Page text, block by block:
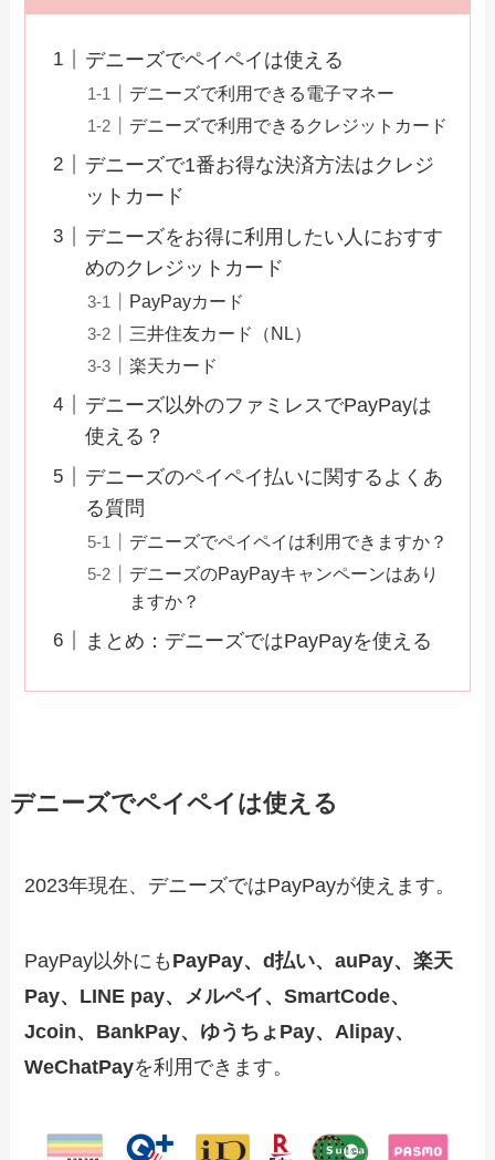
デニーズでペイペイは使える
デニーズで利用できる電子マネー
デニーズで利用できるクレジットカード
デニーズで1番お得な決済方法はクレジ
ットカード
デニーズをお得に利用したい人におすす
めのクレジットカード
PayPayカード
三井住友カード（NL）
楽天カード
デニーズ以外のファミレスでPayPayは
使える？
デニーズのペイペイ払いに関するよくあ
る質問
デニーズでペイペイは利用できますか？
デニーズのPayPayキャンペーンはあり
ますか？
まとめ：デニーズではPayPayを使える
デニーズでペイペイは使える
2023年現在、デニーズではPayPayが使えます。
PayPay以外にも PayPay、d払い、auPay、楽天
Pay、LINE pay、メルペイ、SmartCode、
Jcoin、BankPay、ゆうちょPay、Alipay、
WeChatPayを利用できます。